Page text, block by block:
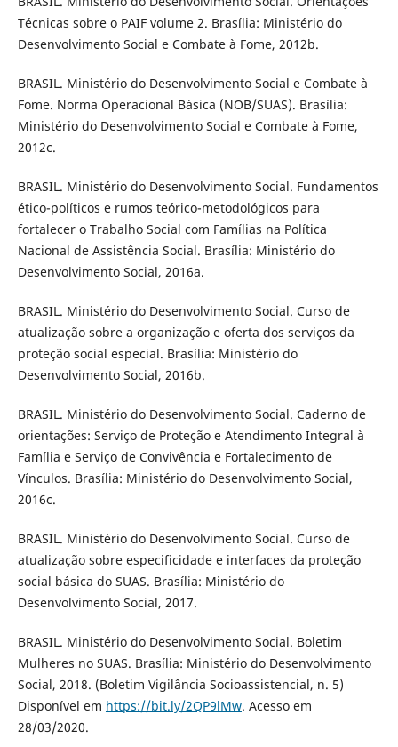
Técnicas sobre o PAIF volume 2. Brasília: Ministério do
Desenvolvimento Social e Combate à Fome, 2012b.
BRASIL. Ministério do Desenvolvimento Social e Combate à
Fome. Norma Operacional Básica (NOB/SUAS). Brasília:
Ministério do Desenvolvimento Social e Combate à Fome,
2012c.
BRASIL. Ministério do Desenvolvimento Social. Fundamentos
ético-políticos e rumos teórico-metodológicos para
fortalecer o Trabalho Social com Famílias na Política
Nacional de Assistência Social. Brasília: Ministério do
Desenvolvimento Social, 2016a.
BRASIL. Ministério do Desenvolvimento Social. Curso de
atualização sobre a organização e oferta dos serviços da
proteção social especial. Brasília: Ministério do
Desenvolvimento Social, 2016b.
BRASIL. Ministério do Desenvolvimento Social. Caderno de
orientações: Serviço de Proteção e Atendimento Integral à
Família e Serviço de Convivência e Fortalecimento de
Vínculos. Brasília: Ministério do Desenvolvimento Social,
2016c.
BRASIL. Ministério do Desenvolvimento Social. Curso de
atualização sobre especificidade e interfaces da proteção
social básica do SUAS. Brasília: Ministério do
Desenvolvimento Social, 2017.
BRASIL. Ministério do Desenvolvimento Social. Boletim
Mulheres no SUAS. Brasília: Ministério do Desenvolvimento
Social, 2018. (Boletim Vigilância Socioassistencial, n. 5)
Disponível em https://bit.ly/2QP9lMw. Acesso em
28/03/2020.